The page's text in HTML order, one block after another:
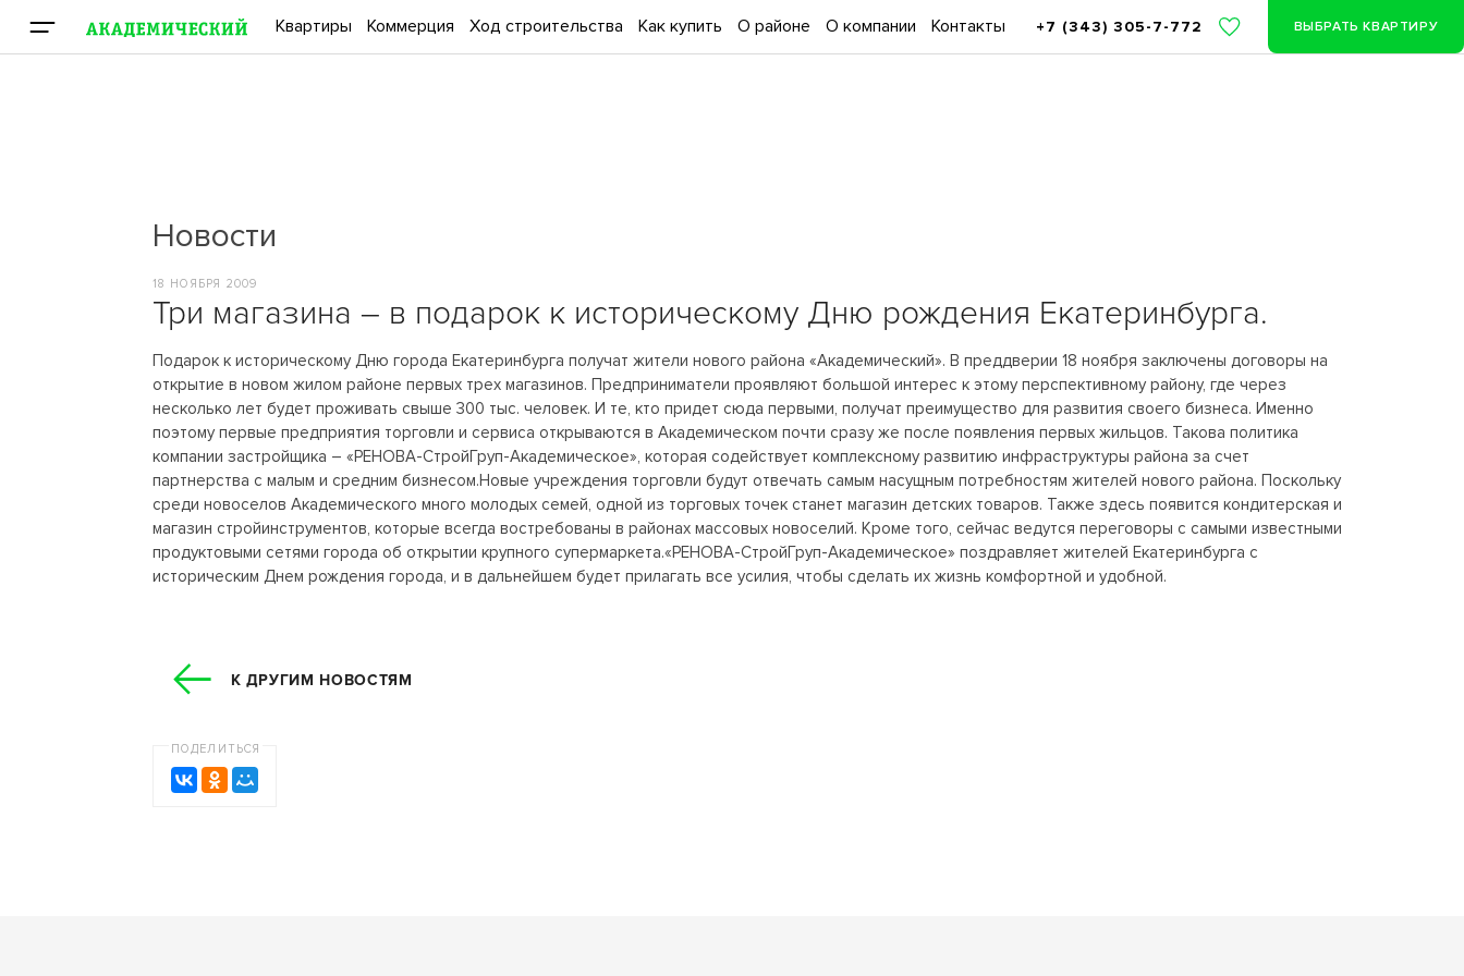
Квартиры Коммерция Ход строительства Как купить О районе О компании Контакты +7 (343) 305-7-772 ВЫБРАТЬ КВАРТИРУ
Новости
18 НОЯБРЯ 2009
Три магазина – в подарок к историческому Дню рождения Екатеринбурга.
Подарок к историческому Дню города Екатеринбурга получат жители нового района «Академический». В преддверии 18 ноября заключены договоры на
открытие в новом жилом районе первых трех магазинов. Предприниматели проявляют большой интерес к этому перспективному району, где через
несколько лет будет проживать свыше 300 тыс. человек. И те, кто придет сюда первыми, получат преимущество для развития своего бизнеса. Именно
поэтому первые предприятия торговли и сервиса открываются в Академическом почти сразу же после появления первых жильцов. Такова политика
компании застройщика – «РЕНОВА-СтройГруп-Академическое», которая содействует комплексному развитию инфраструктуры района за счет
партнерства с малым и средним бизнесом.Новые учреждения торговли будут отвечать самым насущным потребностям жителей нового района. Поскольку
среди новоселов Академического много молодых семей, одной из торговых точек станет магазин детских товаров. Также здесь появится кондитерская и
магазин стройинструментов, которые всегда востребованы в районах массовых новоселий. Кроме того, сейчас ведутся переговоры с самыми известными
продуктовыми сетями города об открытии крупного супермаркета.«РЕНОВА-СтройГруп-Академическое» поздравляет жителей Екатеринбурга с
историческим Днем рождения города, и в дальнейшем будет прилагать все усилия, чтобы сделать их жизнь комфортной и удобной.
К ДРУГИМ НОВОСТЯМ
ПОДЕЛИТЬСЯ